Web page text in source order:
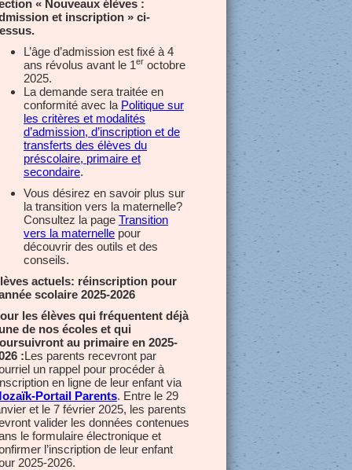
« Nouveaux élèves :
et inscription » ci-
L’âge d’admission est fixé à 4
ans révolus avant le 1er octobre
2025.
La demande sera traitée en
conformité avec la Politique sur
les critères et modalités
d’admission, d’inscription et de
transferts des élèves du
préscolaire, primaire et
secondaire.
Vous désirez en savoir plus sur
la transition vers la maternelle?
Consultez la page Transition
vers la maternelle pour
découvrir des outils et des
conseils.
actuels: réinscription pour
scolaire 2025-2026
les élèves qui fréquentent déjà
de nos écoles et qui
au primaire en 2025-
:Les parents recevront par
un rappel pour procéder à
en ligne de leur enfant via
Portail Parents. Entre le 29
et le 7 février 2025, les parents
valider les données contenues
le formulaire électronique et
l’inscription de leur enfant
2025-2026.